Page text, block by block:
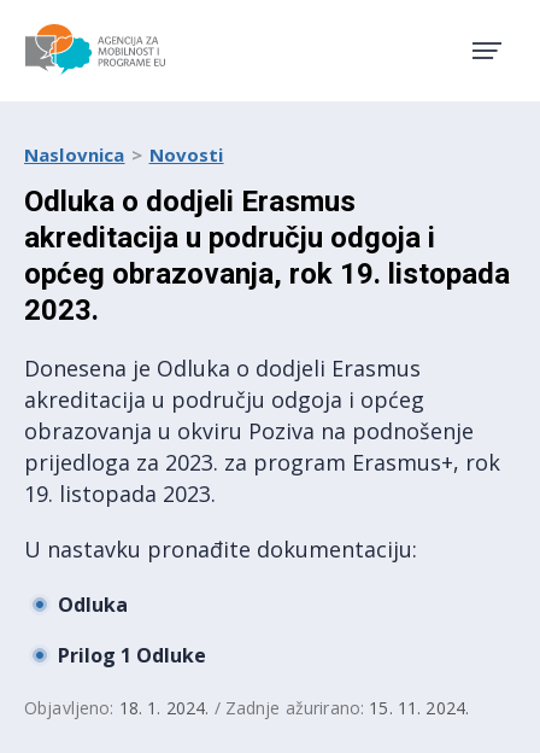
Naslovnica Novosti
Odluka o dodjeli Erasmus
akreditacija u području odgoja i
općeg obrazovanja, rok 19. listopada
2023.
Donesena je Odluka o dodjeli Erasmus
akreditacija u području odgoja i općeg
obrazovanja u okviru Poziva na podnošenje
prijedloga za 2023. za program Erasmus+, rok
19. listopada 2023.
U nastavku pronađite dokumentaciju:
Odluka
Prilog 1 Odluke
Objavljeno: 18. 1. 2024. / Zadnje ažurirano: 15. 11. 2024.